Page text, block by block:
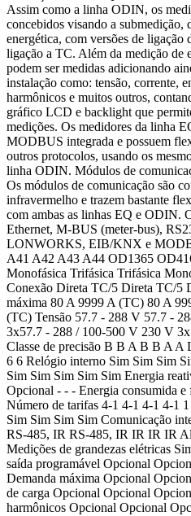
Assim como a linha ODIN, os
concebidos visando a submedição,
energética, com versões de ligação
ligação a TC. Além da medição de
podem ser medidas adicionando
instalação como: tensão, corrente,
harmônicos e muitos outros,
gráfico LCD e backlight que
medições. Os medidores da linha
MODBUS integrada e possuem
outros protocolos, usando os
linha ODIN. Módulos de
Os módulos de comunicação são
infravermelho e trazem bastante
com ambas as linhas EQ e ODIN.
Ethernet, M-BUS (meter-bus),
LONWORKS, EIB/KNX e
A41 A42 A43 A44 OD1365
Monofásica Trifásica Trifásica
Conexão Direta TC/5 Direta TC/5
máxima 80 A 9999 A (TC) 80 A
(TC) Tensão 57.7 - 288 V 57.7 -
3x57.7 - 288 / 100-500 V 230 V
Classe de precisão B B A B B A A
6 6 Relógio interno Sim Sim Sim
Sim Sim Sim Sim Sim Energia
Opcional - - - Energia consumida
Número de tarifas 4-1 4-1 4-1 4-1
Sim Sim Sim Sim Comunicação
RS-485, IR RS-485, IR IR IR IR
Medições de grandezas elétricas
saída programável Opcional
Demanda máxima Opcional
de carga Opcional Opcional
harmônicos Opcional Opcional